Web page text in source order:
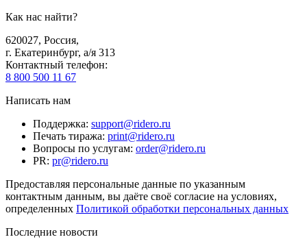
Как нас найти?
620027, Россия,
г. Екатеринбург, а/я 313
Контактный телефон:
8 800 500 11 67
Написать нам
Поддержка: support@ridero.ru
Печать тиража: print@ridero.ru
Вопросы по услугам: order@ridero.ru
PR: pr@ridero.ru
Предоставляя персональные данные по указанным
контактным данным, вы даёте своё согласие на условиях,
определенных Политикой обработки персональных данных
Последние новости